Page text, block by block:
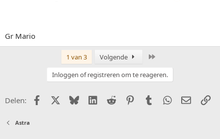
Gr Mario
1 van 3 Volgende
Inloggen of registreren om te reageren.
Delen: FacebookX (Twitter)
BlueskyLinkedIn
Reddit PinterestTumblr WhatsApp
E-mail
Astra